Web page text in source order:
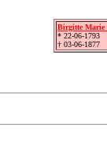
Birgitte Marie
* 22-06-1793
† 03-06-1877